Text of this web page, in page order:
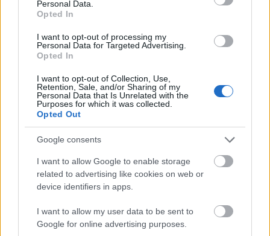
Personal Data.
Opted In
I want to opt-out of processing my
Personal Data for Targeted Advertising.
Opted In
I want to opt-out of Collection, Use,
Retention, Sale, and/or Sharing of my
Personal Data that Is Unrelated with the
Purposes for which it was collected.
Opted Out
Google consents
I want to allow Google to enable storage
related to advertising like cookies on web or
device identifiers in apps.
I want to allow my user data to be sent to
Google for online advertising purposes.
ETIQUETES:
Cultura